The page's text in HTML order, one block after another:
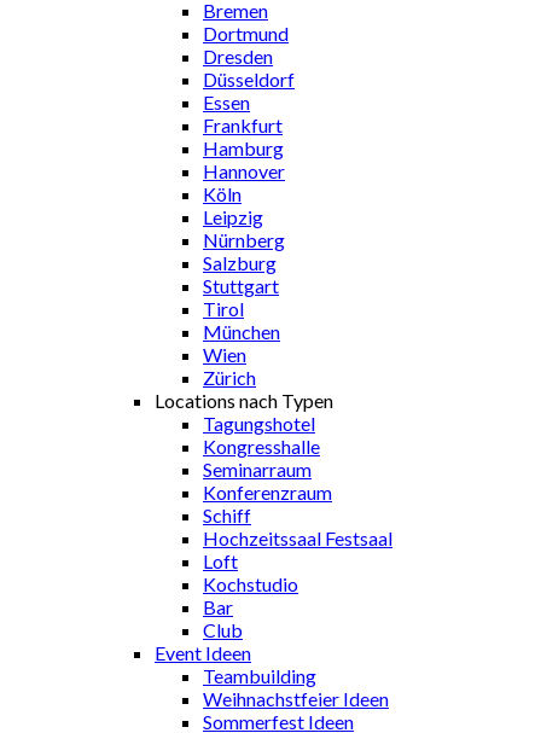
Bremen
Dortmund
Dresden
Düsseldorf
Essen
Frankfurt
Hamburg
Hannover
Köln
Leipzig
Nürnberg
Salzburg
Stuttgart
Tirol
München
Wien
Zürich
Locations nach Typen
Tagungshotel
Kongresshalle
Seminarraum
Konferenzraum
Schiff
Hochzeitssaal Festsaal
Loft
Kochstudio
Bar
Club
Event Ideen
Teambuilding
Weihnachstfeier Ideen
Sommerfest Ideen